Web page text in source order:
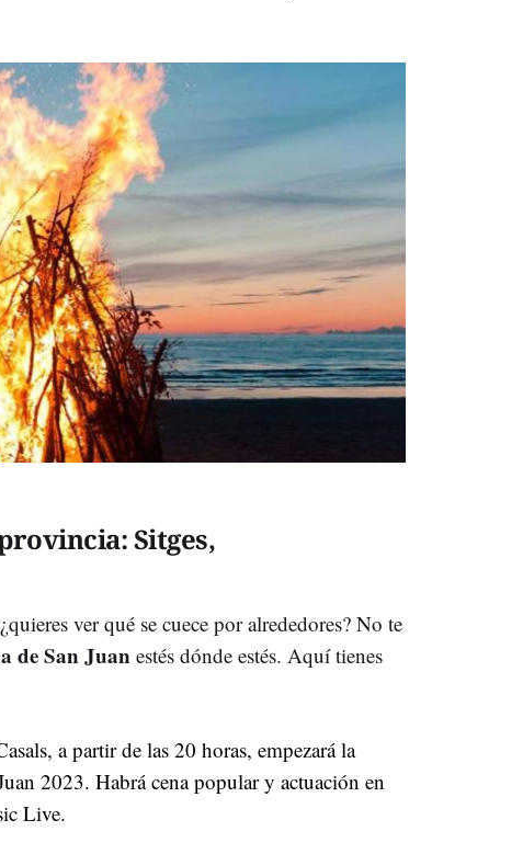
Sitges,
ver qué se cuece por alrededores? No te
de San Juan estés dónde estés. Aquí tienes
a partir de las 20 horas, empezará la
2023. Habrá cena popular y actuación en
Live.